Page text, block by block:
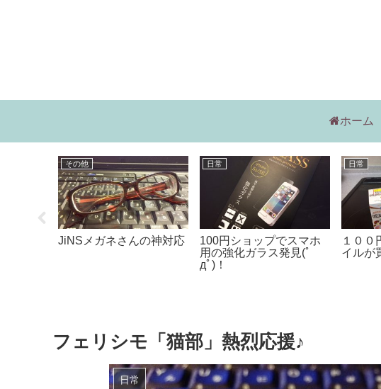
ホーム
ー】ダイソーの
本
何度も手に取ってしまう
魔性の本「ユージニア」
映画
打ち上げ花火、下から見
るか？横から見るか？
フェリシモ「猫部」熱烈応援♪
日常